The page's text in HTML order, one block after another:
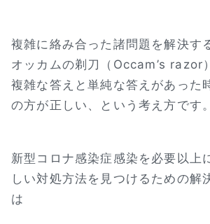
複雑に絡み合った諸問題を解決す
オッカムの剃刀（Occam’s razor
複雑な答えと単純な答えがあった
の方が正しい、という考え方です。
新型コロナ感染症感染を必要以上
しい対処方法を見つけるための解
は